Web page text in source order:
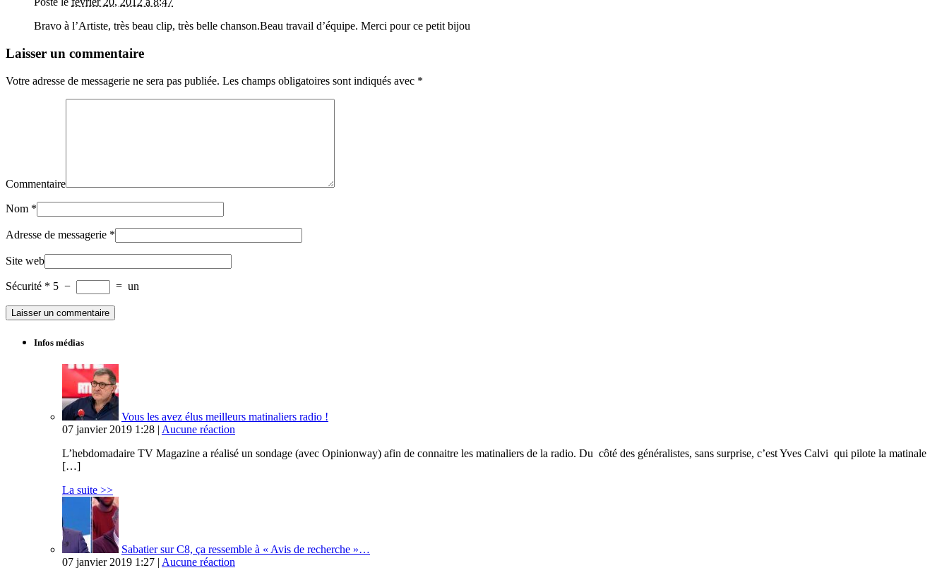
Bravo à l’Artiste, très beau clip, très belle chanson.Beau travail d’équipe. Merci pour ce petit bijou
Laisser un commentaire
Votre adresse de messagerie ne sera pas publiée. Les champs obligatoires sont indiqués avec *
Commentaire
Nom *
Adresse de messagerie *
Site web
Sécurité * 5 − = un
Infos médias
Vous les avez élus meilleurs matinaliers radio !
07 janvier 2019 1:28 | Aucune réaction
L’hebdomadaire TV Magazine a réalisé un sondage (avec Opinionway) afin de connaitre les matinaliers de la radio. Du côté des généralistes, sans surprise, c’est Yves Calvi qui pilote la matinale
[…]
La suite >>
Sabatier sur C8, ça ressemble à « Avis de recherche »…
07 janvier 2019 1:27 | Aucune réaction